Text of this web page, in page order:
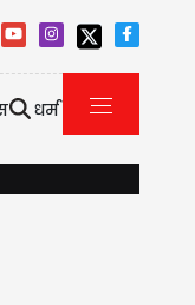
धर्म